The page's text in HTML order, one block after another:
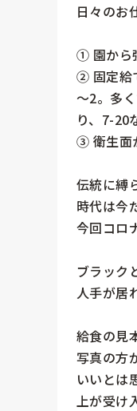
日々のお
① 園から
② 固定給
～2。多
り、7-20
③ 衛生面
伝統に縛
時代は今
今回コロ
ブラック
人手が居
給食の見
写真の方
いいとは
上が受け